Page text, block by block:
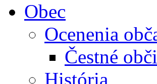
Obec
Ocenenia
Čestné
História